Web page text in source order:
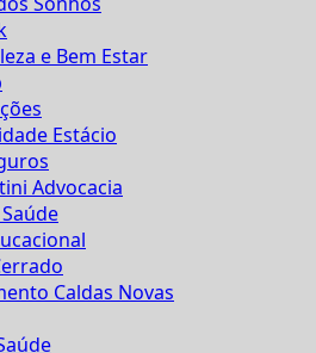
e Bem Estar
Estácio
Advocacia
Caldas Novas